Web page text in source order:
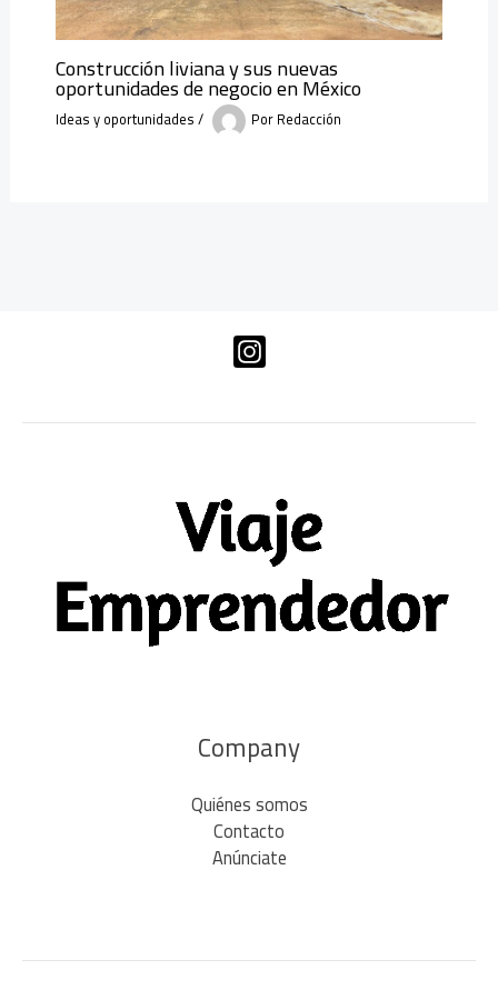
Construcción liviana y sus nuevas
oportunidades de negocio en México
Ideas y oportunidades/ PorRedacción
Company
Quiénes somos
Contacto
Anúnciate